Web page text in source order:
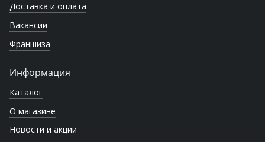
Доставка и оплата
Вакансии
Франшиза
Информация
Каталог
О магазине
Новости и акции